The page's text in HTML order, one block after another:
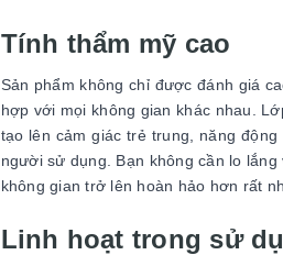
Tính thẩm mỹ cao
Sản phẩm không chỉ được đánh giá
hợp với mọi không gian khác nhau.
tạo lên cảm giác trẻ trung, năng
người sử dụng. Bạn không cần lo
không gian trở lên hoàn hảo hơn rất
Linh hoạt trong sử